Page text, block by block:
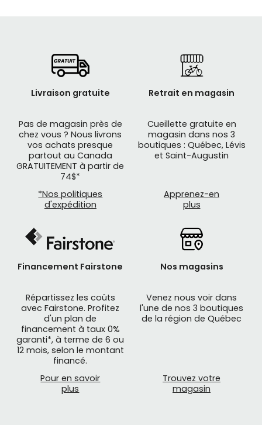
Livraison gratuite
Pas de magasin près de
chez vous ? Nous livrons
vos achats presque
partout au Canada
GRATUITEMENT à partir de
74$*
*Nos politiques
d'expédition
Retrait en magasin
Cueillette gratuite en
magasin dans nos 3
boutiques : Québec, Lévis
et Saint-Augustin
Apprenez-en
plus
Financement Fairstone
Répartissez les coûts
avec Fairstone. Profitez
d'un plan de
financement à taux 0%
garanti*, à terme de 6 ou
12 mois, selon le montant
financé.
Pour en savoir
plus
Nos magasins
Venez nous voir dans
l'une de nos 3 boutiques
de la région de Québec
Trouvez votre
magasin